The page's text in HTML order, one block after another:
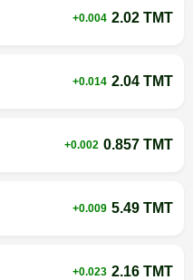
+0.004 2.02 TMT
+0.014 2.04 TMT
+0.002 0.857 TMT
+0.009 5.49 TMT
+0.023 2.16 TMT